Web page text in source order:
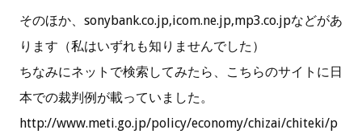
そのほか、sonybank.co.jp,icom.ne.jp,mp3.co.jpなどがあ
ります（私はいずれも知りませんでした）
ちなみにネットで検索してみたら、こちらのサイトに日
本での裁判例が載っていました。
http://www.meti.go.jp/policy/economy/chizai/chiteki/p